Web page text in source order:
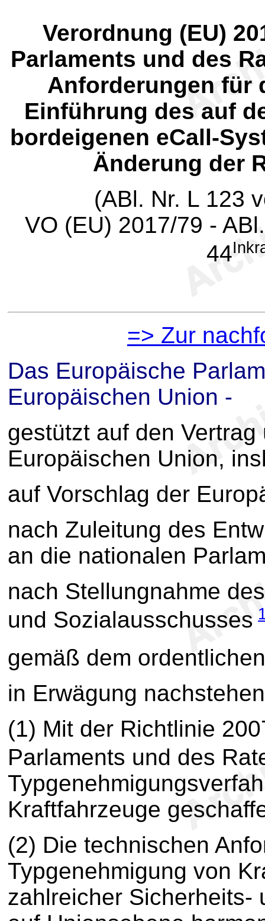
Verordnung (EU)
Parlaments und des
Anforderungen für
Einführung des auf
bordeigenen eCall-
Änderung der
(ABl. Nr. L 123
VO (EU) 2017/79 -
44
=> Zur
Das Europäische
Europäischen Union -
gestützt auf den
Europäischen Union,
auf Vorschlag der
nach Zuleitung des
an die nationalen
nach Stellungnahme
und Sozialausschusses
gemäß dem
in Erwägung
(1) Mit der Richtlinie
Parlaments und des
Kraftfahrzeuge
(2) Die technischen
Typgenehmigung von
zahlreicher Sicherheits-